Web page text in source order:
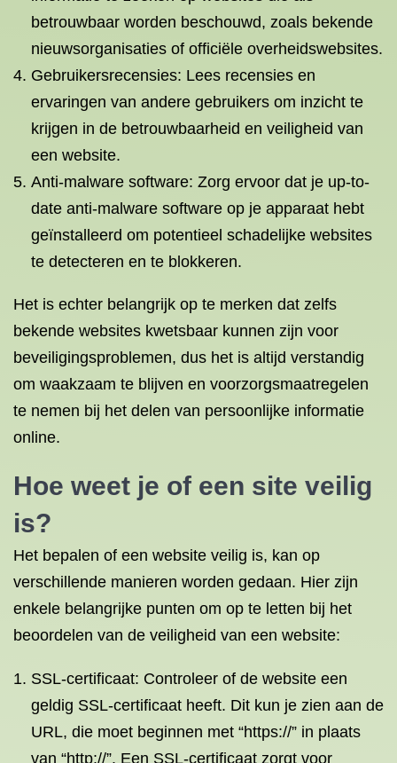
betrouwbaar worden beschouwd, zoals bekende
nieuwsorganisaties of officiële overheidswebsites.
Gebruikersrecensies: Lees recensies en
ervaringen van andere gebruikers om inzicht te
krijgen in de betrouwbaarheid en veiligheid van
een website.
Anti-malware software: Zorg ervoor dat je up-to-
date anti-malware software op je apparaat hebt
geïnstalleerd om potentieel schadelijke websites
te detecteren en te blokkeren.
Het is echter belangrijk op te merken dat zelfs
bekende websites kwetsbaar kunnen zijn voor
beveiligingsproblemen, dus het is altijd verstandig
om waakzaam te blijven en voorzorgsmaatregelen
te nemen bij het delen van persoonlijke informatie
online.
Hoe weet je of een site veilig
is?
Het bepalen of een website veilig is, kan op
verschillende manieren worden gedaan. Hier zijn
enkele belangrijke punten om op te letten bij het
beoordelen van de veiligheid van een website:
SSL-certificaat: Controleer of de website een
geldig SSL-certificaat heeft. Dit kun je zien aan de
URL, die moet beginnen met “https://” in plaats
van “http://”. Een SSL-certificaat zorgt voor